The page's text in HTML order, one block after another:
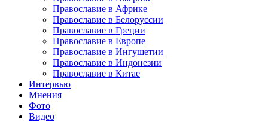
Православие в Африке
Православие в Белоруссии
Православие в Греции
Православие в Европе
Православие в Ингушетии
Православие в Индонезии
Православие в Китае
Интервью
Мнения
Фото
Видео